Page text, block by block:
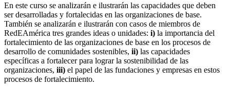
En este curso se analizarán e ilustrarán las capacidades que deben
ser desarrolladas y fortalecidas en las organizaciones de base.
También se analizarán e ilustrarán con casos de miembros de
RedEAmérica tres grandes ideas o unidades: i) la importancia del
fortalecimiento de las organizaciones de base en los procesos de
desarrollo de comunidades sostenibles, ii) las capacidades
específicas a fortalecer para lograr la sostenibilidad de las
organizaciones, iii) el papel de las fundaciones y empresas en estos
procesos de fortalecimiento.